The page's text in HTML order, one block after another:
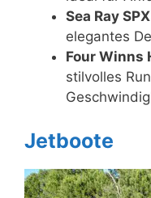
Sea Ray SPX
elegantes
Four Winns
stilvolles
Jetboote